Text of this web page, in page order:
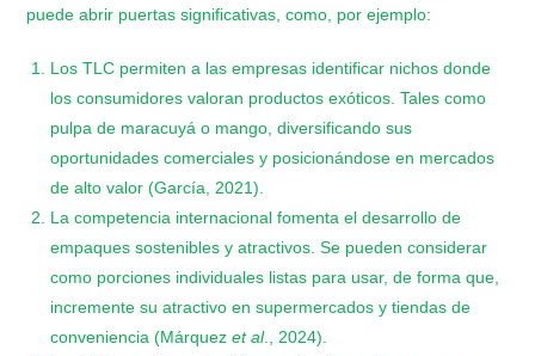
puede abrir puertas significativas, como, por ejemplo:
Los TLC permiten a las empresas identificar nichos donde
los consumidores valoran productos exóticos. Tales como
pulpa de maracuyá o mango, diversificando sus
oportunidades comerciales y posicionándose en mercados
de alto valor (García, 2021).
La competencia internacional fomenta el desarrollo de
empaques sostenibles y atractivos. Se pueden considerar
como porciones individuales listas para usar, de forma que,
incremente su atractivo en supermercados y tiendas de
conveniencia (Márquezet al., 2024).